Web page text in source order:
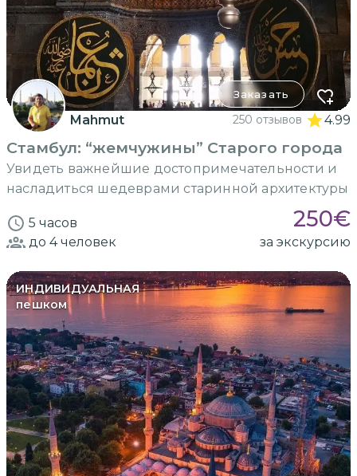
Заказать
Mahmut 250 отзывов 4.99
Стамбул: “жемчужины” Старого города
Увидеть важнейшие достопримечательности и
насладиться шедеврами старинной архитектуры
5 часов 250€
до 4человек за экскурсию
ИНДИВИДУАЛЬНАЯ
пешком